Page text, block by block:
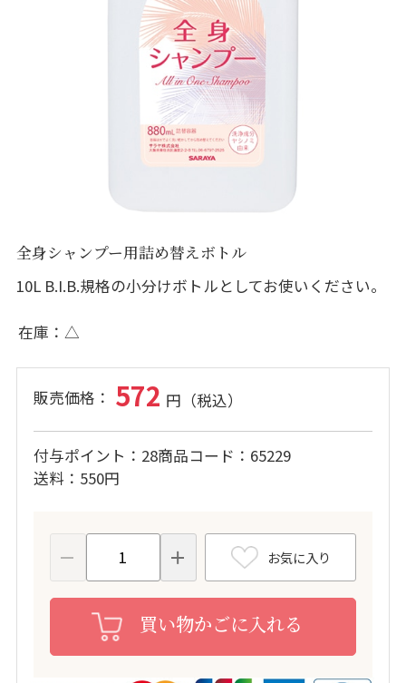
全身シャンプー用詰め替えボトル
10L B.I.B.規格の小分けボトルとしてお使いください。
在庫 △
572
付与ポイント 28商品コード
65229
送料
550円
お気に入り
買い物かごに入れる